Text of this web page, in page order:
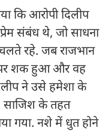
कि आरोपी दिलीप
संबंध थे, जो साधना
रहे. जब राजभान
पर शक हुआ और वह
ने उसे हमेशा के
साजिश के तहत
गया. नशे में धुत होने